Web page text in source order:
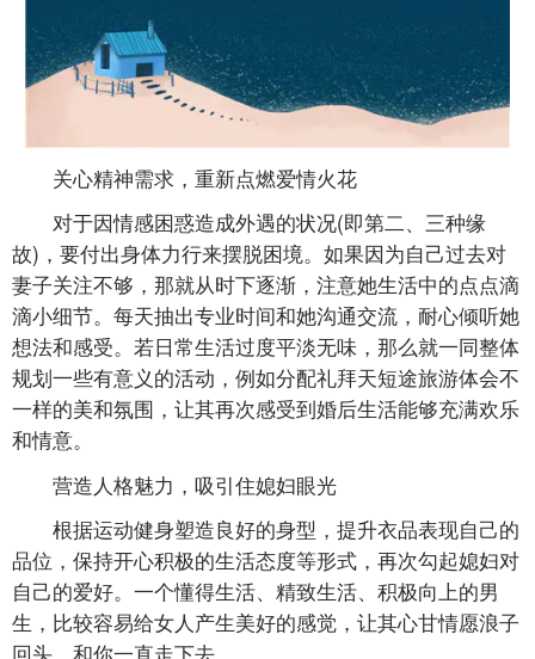
关心精神需求，重新点燃爱情火花
对于因情感困惑造成外遇的状况(即第二、三种缘
故)，要付出身体力行来摆脱困境。如果因为自己过去对
妻子关注不够，那就从时下逐渐，注意她生活中的点点滴
滴小细节。每天抽出专业时间和她沟通交流，耐心倾听她
想法和感受。若日常生活过度平淡无味，那么就一同整体
规划一些有意义的活动，例如分配礼拜天短途旅游体会不
一样的美和氛围，让其再次感受到婚后生活能够充满欢乐
和情意。
营造人格魅力，吸引住媳妇眼光
根据运动健身塑造良好的身型，提升衣品表现自己的
品位，保持开心积极的生活态度等形式，再次勾起媳妇对
自己的爱好。一个懂得生活、精致生活、积极向上的男
生，比较容易给女人产生美好的感觉，让其心甘情愿浪子
回头，和你一直走下去。